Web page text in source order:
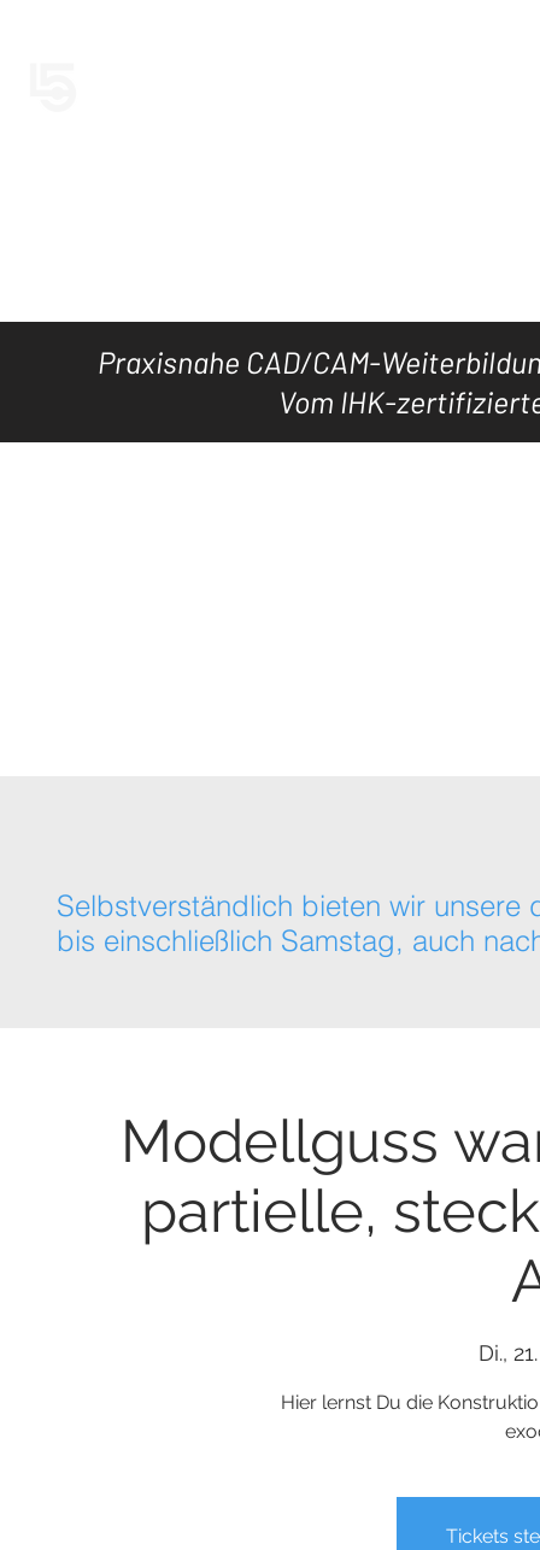
Praxisnahe CAD/CAM-
Vom IHK-
Selbstverständlich bieten wir unsere
bis einschließlich Samstag, auch
Modellguss
partielle,
Di.,
Hier lernst Du die
Tickets